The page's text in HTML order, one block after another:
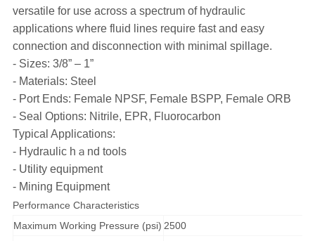
versatile for use across a spectrum of hydraulic
applications where fluid lines require fast and easy
connection and disconnection with minimal spillage.
- Sizes: 3/8” – 1”
- Materials: Steel
- Port Ends: Female NPSF, Female BSPP, Female ORB
- Seal Options: Nitrile, EPR, Fluorocarbon
Typical Applications:
- Hydraulic hａnd tools
- Utility equipment
- Mining Equipment
Performance Characteristics
Maximum Working Pressure (psi) 2500